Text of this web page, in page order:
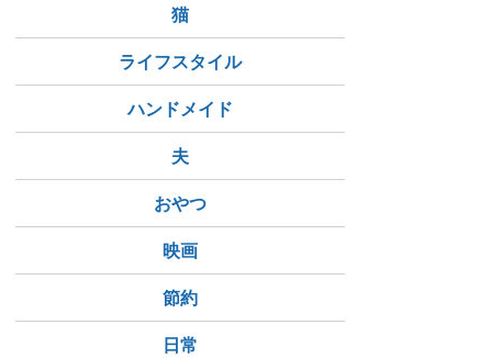
猫
ライフスタイル
ハンドメイド
夫
おやつ
映画
節約
日常